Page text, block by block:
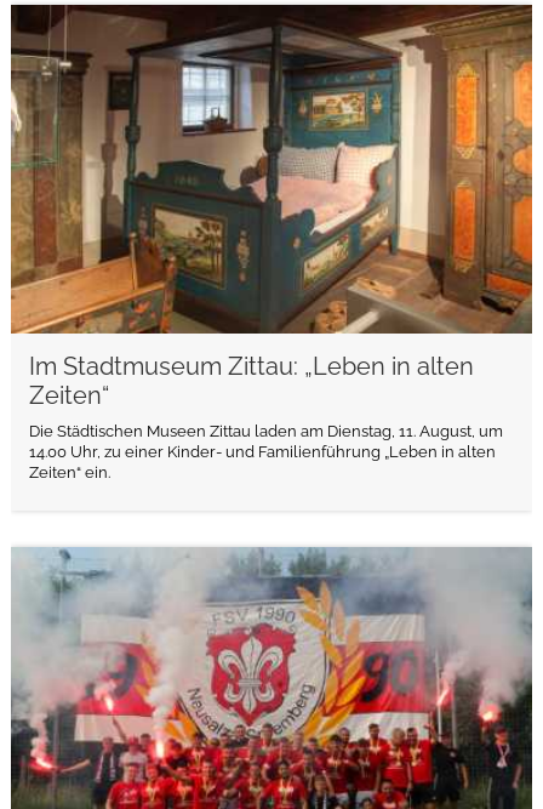
Im Stadtmuseum Zittau: „Leben in alten
Zeiten“
Die Städtischen Museen Zittau laden am Dienstag, 11. August, um
14.00 Uhr, zu einer Kinder- und Familienführung „Leben in alten
Zeiten“ ein.
weiterlesen
weiterlesen